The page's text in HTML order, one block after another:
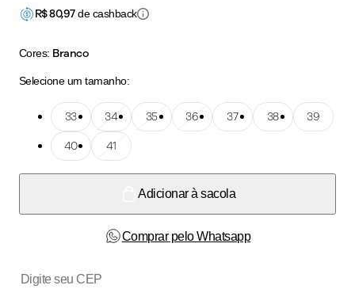
R$80,97de cashback
Cores: Branco
Selecione um tamanho:
Tamanho: 33
33Tamanho: 34
34Tamanho: 35
35Tamanho: 36
36Tamanho: 37
37Tamanho: 38
38Tamanho: 39
39
Tamanho: 40
40Tamanho: 41
41
Adicionar à sacola
Comprar pelo Whatsapp